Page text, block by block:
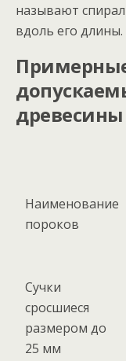
называют
вдоль его длины.
древесины
Наименование
пороков
Сучки
сросшиеся
размером до
25 мм